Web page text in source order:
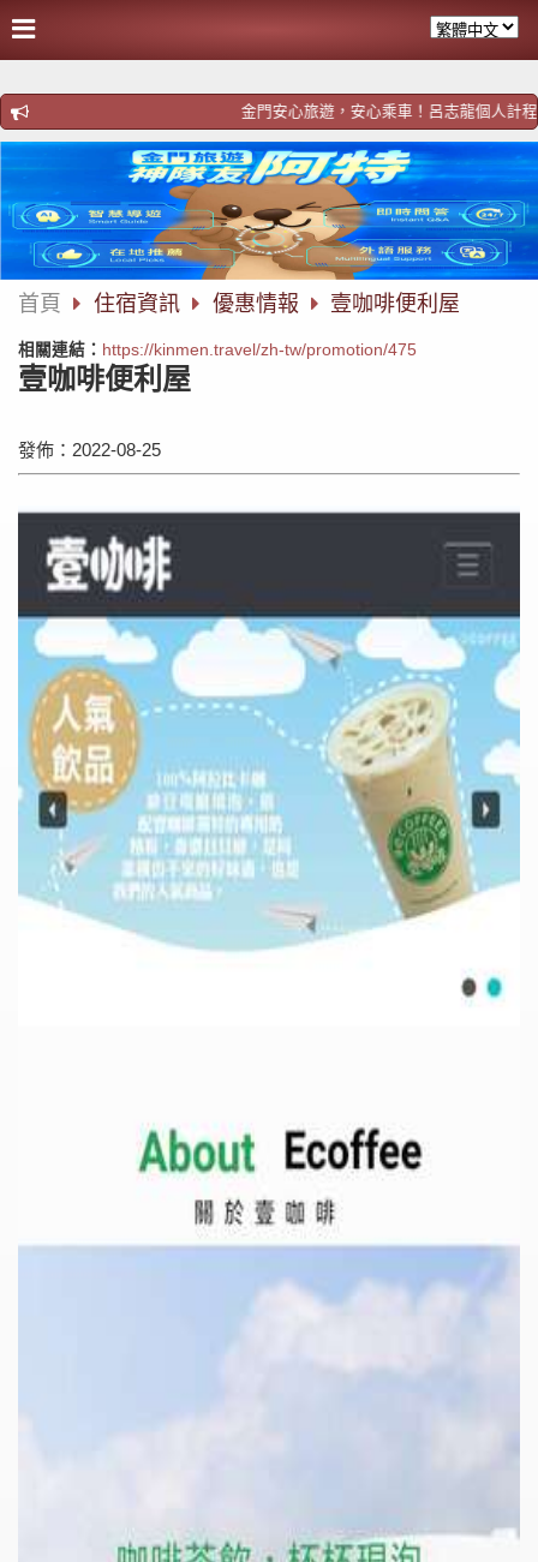
金門安心旅遊，安心乘車！呂志龍個人計程
首頁 住宿資訊 優惠情報 壹咖啡便利屋
相關連結： https://kinmen.travel/zh-tw/promotion/475
壹咖啡便利屋
發佈：2022-08-25